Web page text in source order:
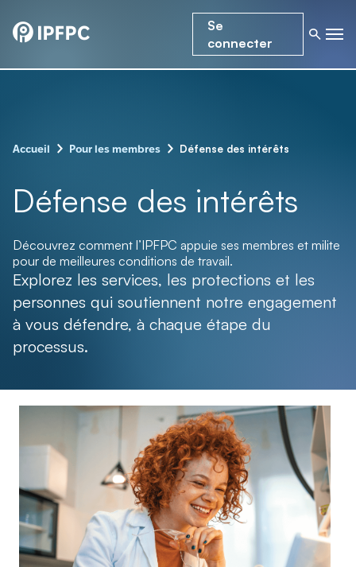
Se
connecter
Accueil – Pour les membres – Défense des intérêts
Défense des intérêts
Découvrez comment l’IPFPC appuie ses membres et milite
pour de meilleures conditions de travail.
Explorez les services, les protections et les
personnes qui soutiennent notre engagement
à vous défendre, à chaque étape du
processus.